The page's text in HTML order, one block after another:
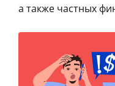
а также частных